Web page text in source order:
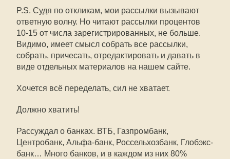
P.S. Судя по откликам, мои рассылки вызывают
ответную волну. Но читают рассылки процентов
10-15 от числа зарегистрированных, не больше.
Видимо, имеет смысл собрать все рассылки,
собрать, причесать, отредактировать и давать в
виде отдельных материалов на нашем сайте.
Хочется всё переделать, сил не хватает.
Должно хватить!
Рассуждал о банках. ВТБ, Газпромбанк,
Центробанк, Альфа-банк, Россельхозбанк, Глобэкс-
банк… Много банков, и в каждом из них 80%